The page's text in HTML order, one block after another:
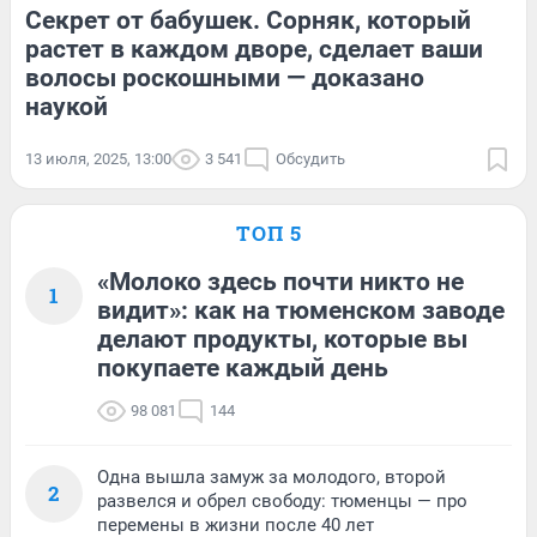
Секрет от бабушек. Сорняк, который
растет в каждом дворе, сделает ваши
волосы роскошными — доказано
наукой
13 июля, 2025, 13:00 3 541 Обсудить
ТОП 5
1
«Молоко здесь почти никто не
видит»: как на тюменском заводе
делают продукты, которые вы
покупаете каждый день
98 081 144
2
Одна вышла замуж за молодого, второй
развелся и обрел свободу: тюменцы — про
перемены в жизни после 40 лет